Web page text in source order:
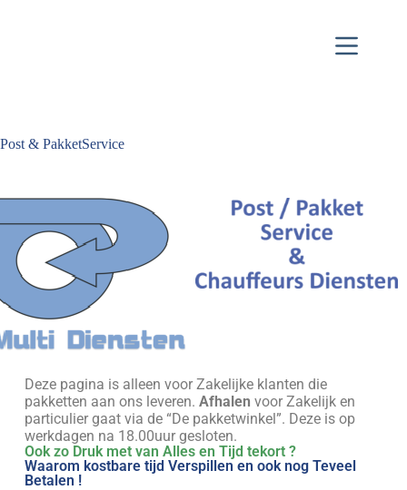
Post & PakketService
Deze pagina is alleen voor Zakelijke klanten die
pakketten aan ons leveren. Afhalen voor Zakelijk en
particulier gaat via de “De pakketwinkel”. Deze is op
werkdagen na 18.00uur gesloten.
Ook zo Druk met van Alles en Tijd tekort ?
Waarom kostbare tijd Verspillen en ook nog Teveel
Betalen !